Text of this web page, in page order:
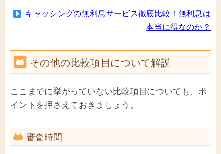
キャッシングの無利息サービス徹底比較！無利息は
本当に得なのか？
その他の比較項目について解説
ここまでに挙がっていない比較項目についても、ポ
イントを押さえておきましょう。
審査時間